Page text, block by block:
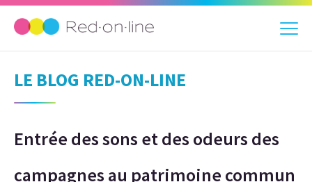
LE BLOG RED-ON-LINE
Entrée des sons et des odeurs des
campagnes au patrimoine commun